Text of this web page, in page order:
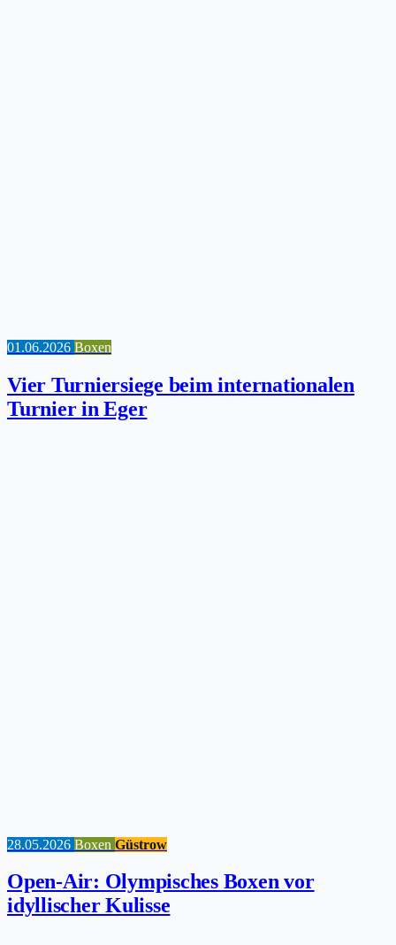
01.06.2026 Boxen
Vier Turniersiege beim internationalen
Turnier in Eger
28.05.2026 Boxen Güstrow
Open-Air: Olympisches Boxen vor
idyllischer Kulisse